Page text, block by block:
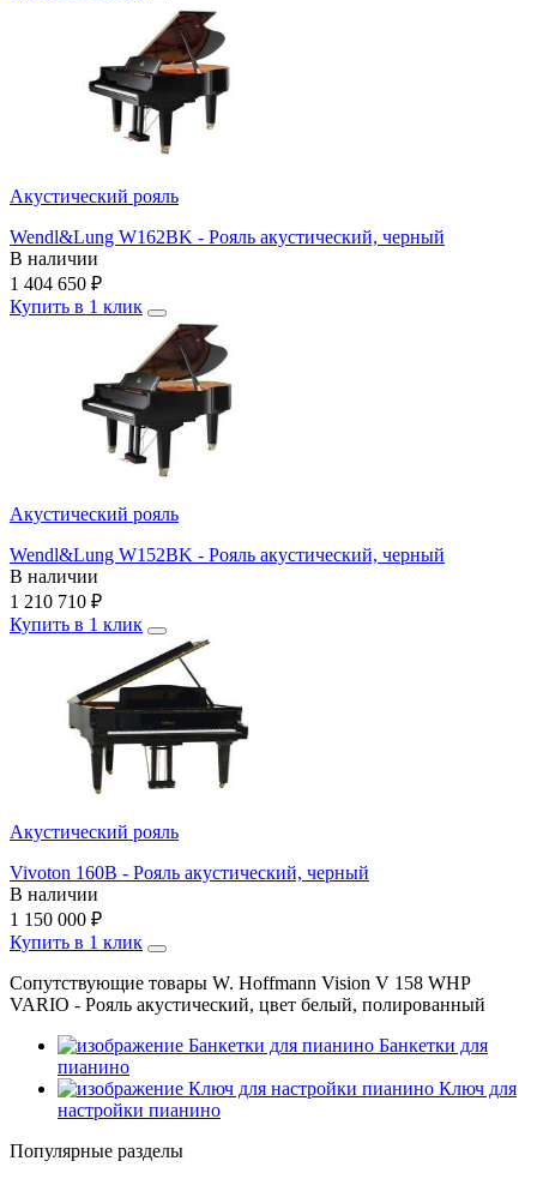
Акустический рояль
Wendl&Lung W162BK - Рояль акустический, черный
В наличии
1 404 650 ₽
Купить в 1 клик
Акустический рояль
Wendl&Lung W152BK - Рояль акустический, черный
В наличии
1 210 710 ₽
Купить в 1 клик
Акустический рояль
Vivoton 160B - Рояль акустический, черный
В наличии
1 150 000 ₽
Купить в 1 клик
Сопутствующие товары W. Hoffmann Vision V 158 WHP
VARIO - Рояль акустический, цвет белый, полированный
Банкетки для
пианино
Ключ для
настройки пианино
Популярные разделы